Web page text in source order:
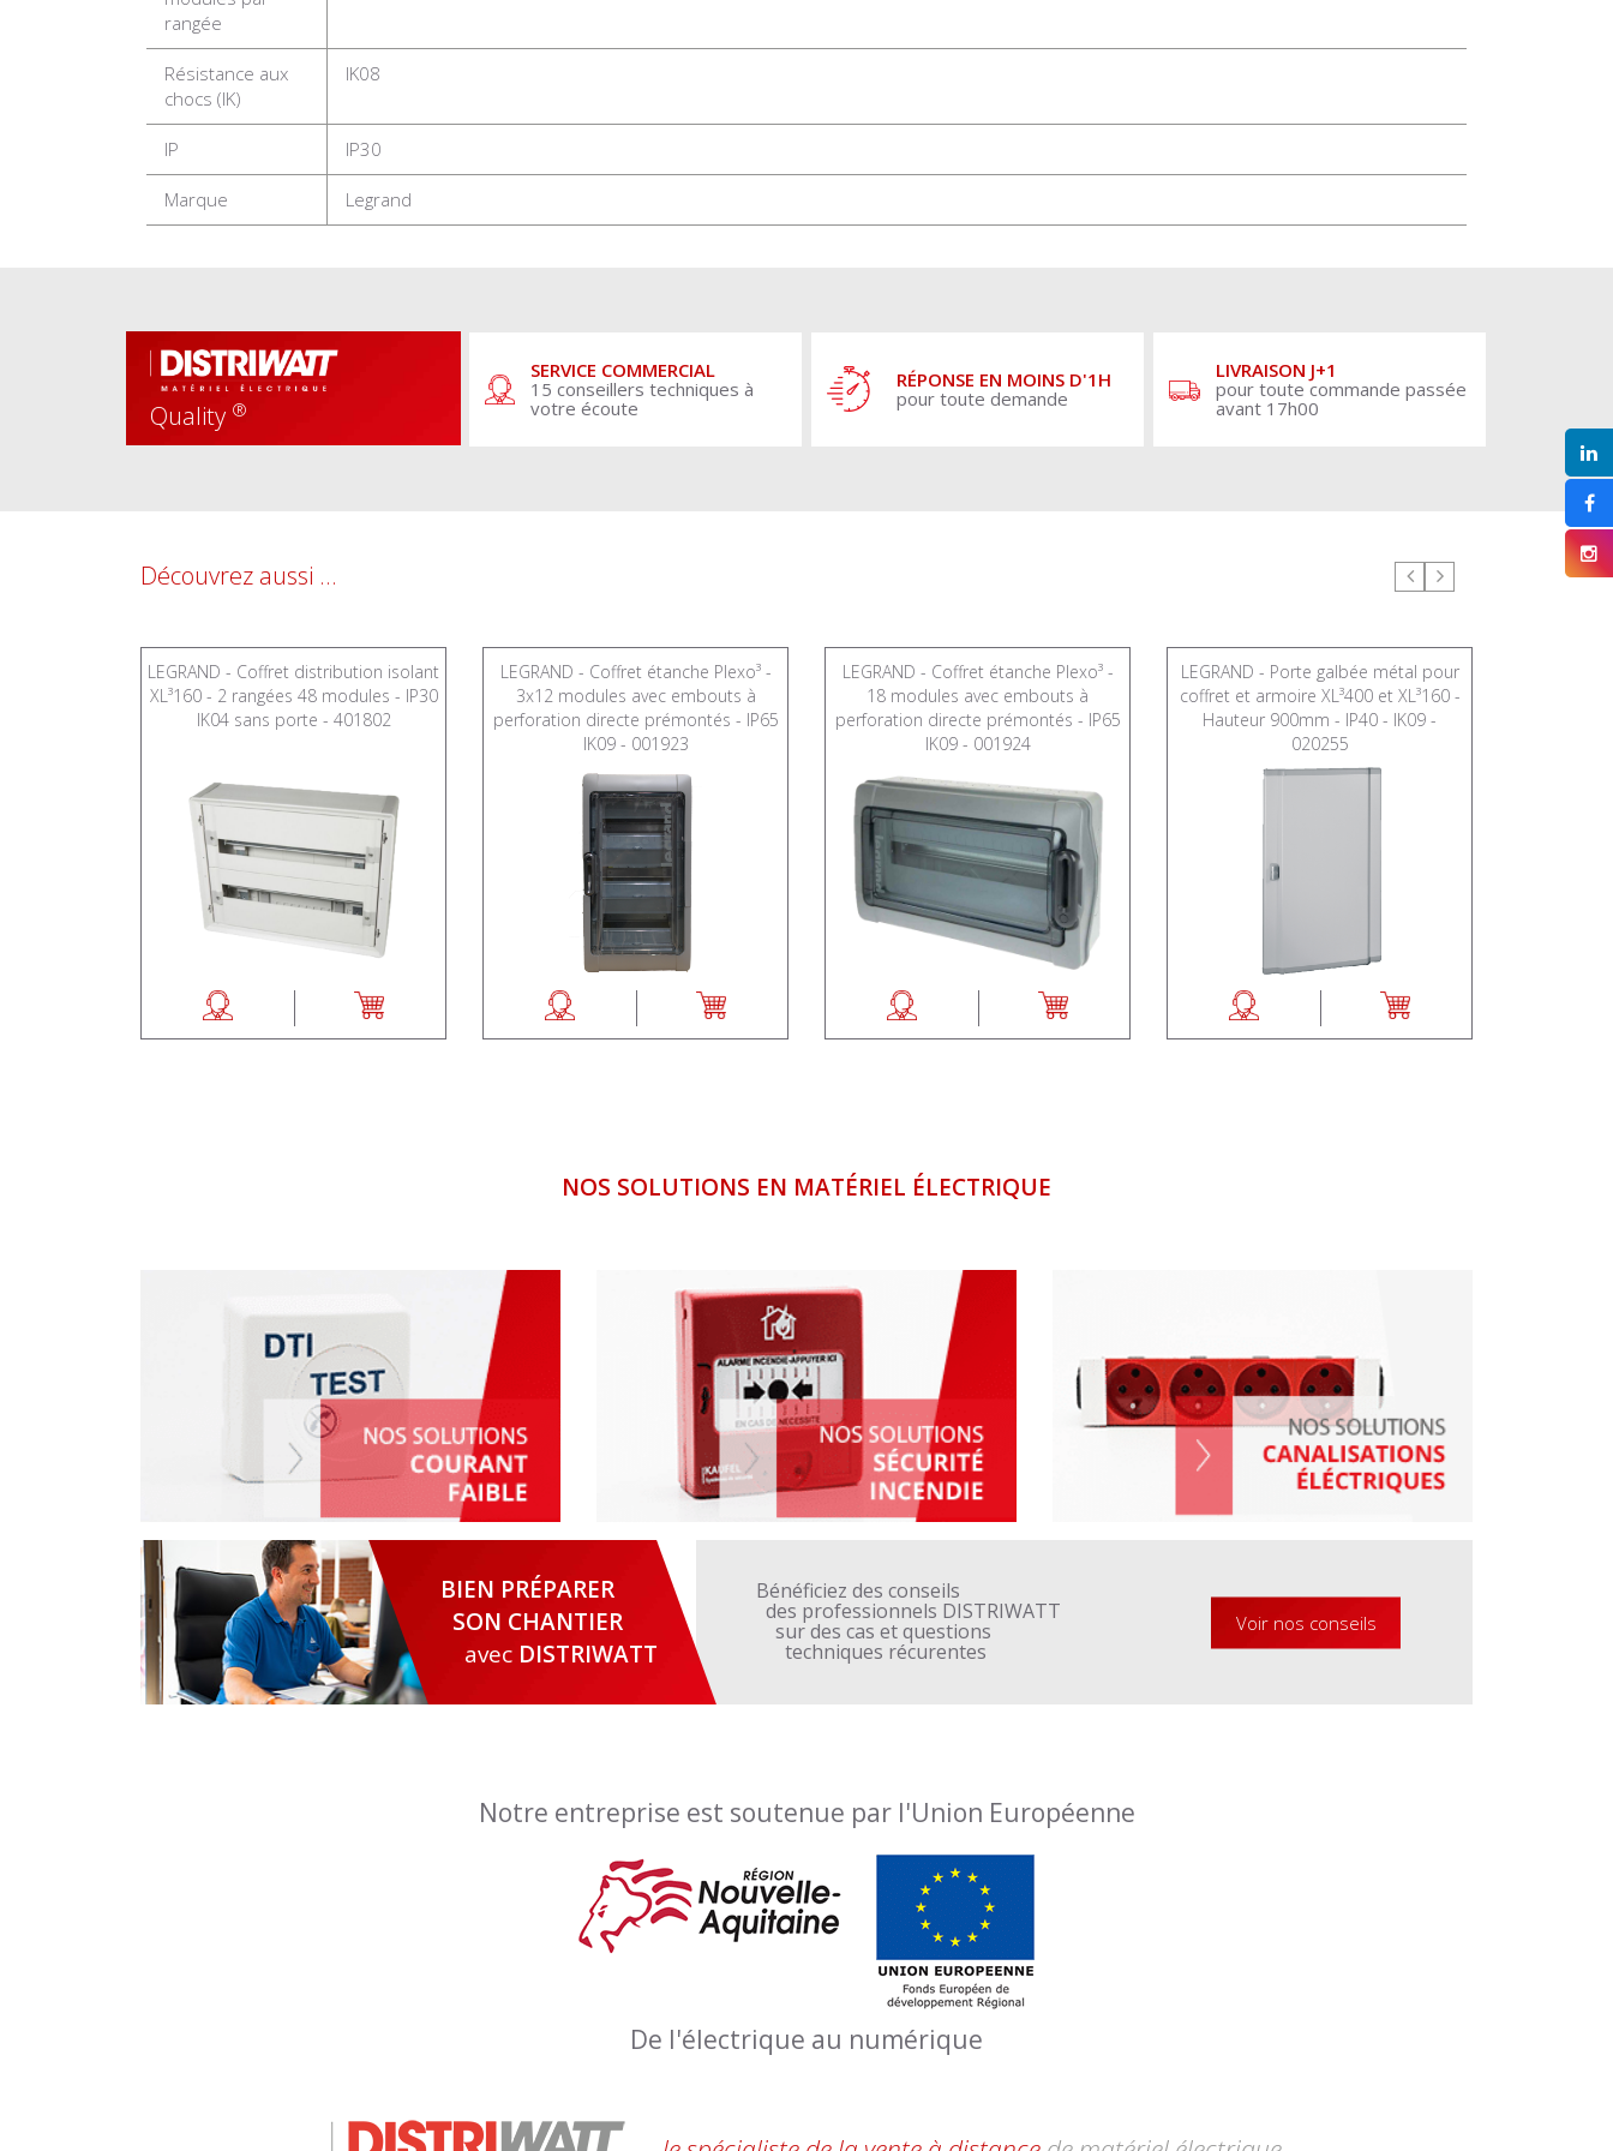
rangée
Résistance aux
chocs (IK)
IK08
IP IP30
Marque Legrand
Quality ®
SERVICE COMMERCIAL
15 conseillers techniques à
votre écoute
RÉPONSE EN MOINS D'1H
pour toute demande
LIVRAISON J+1
pour toute commande passée
avant 17h00
Découvrez aussi ...
LEGRAND - Coffret distribution isolant
XL³160 - 2 rangées 48 modules - IP30
IK04 sans porte - 401802
LEGRAND - Coffret étanche Plexo³ -
3x12 modules avec embouts à
perforation directe prémontés - IP65
IK09 - 001923
LEGRAND - Coffret étanche Plexo³ -
18 modules avec embouts à
perforation directe prémontés - IP65
IK09 - 001924
LEGRAND - Porte galbée métal pour
coffret et armoire XL³400 et XL³160 -
Hauteur 900mm - IP40 - IK09 -
020255
NOS SOLUTIONS EN MATÉRIEL ÉLECTRIQUE
Bénéficiez des conseils
des professionnels DISTRIWATT
sur des cas et questions
techniques récurentes
Voir nos conseils
BIEN PRÉPARER
SON CHANTIER
avec DISTRIWATT
Notre entreprise est soutenue par l'Union Européenne
De l'électrique au numérique